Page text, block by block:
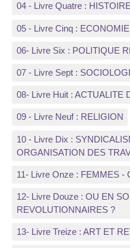
04 - Livre Quatre :
05 - Livre Cinq :
06- Livre Six : POLITIQUE
07 - Livre Sept :
08- Livre Huit : ACTUALITE
09 - Livre Neuf : RELIGION
10 - Livre Dix :
ORGANISATION DES
11- Livre Onze : FEMMES -
12- Livre Douze : OU EN
REVOLUTIONNAIRES ?
13- Livre Treize : ART ET